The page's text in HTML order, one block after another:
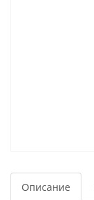
Описание